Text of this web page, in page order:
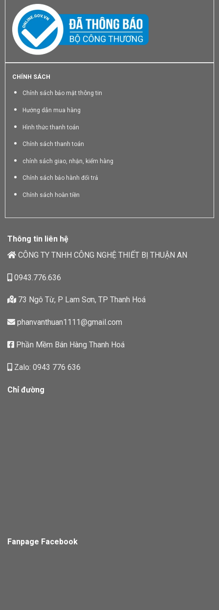
CHÍNH SÁCH
Chính sách bảo mật thông tin
Hướng dẫn mua hàng
Hình thức thanh toán
Chính sách thanh toán
chính sách giao, nhận, kiểm hàng
Chính sách bảo hành đổi trả
Chính sách hoàn tiền
Thông tin liên hệ
CÔNG TY TNHH CÔNG NGHỆ THIẾT BỊ THUẬN AN
0943.776.636
73 Ngô Từ, P Lam Sơn, TP Thanh Hoá
phanvanthuan1111@gmail.com
Phần Mềm Bán Hàng Thanh Hoá
Zalo: 0943 776 636
Chỉ đường
Fanpage Facebook